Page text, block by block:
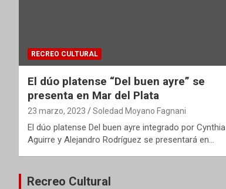
RECREO CULTURAL
El dúo platense “Del buen ayre” se
presenta en Mar del Plata
23 marzo, 2023 Soledad Moyano Fagnani
El dúo platense Del buen ayre integrado por Cynthia
Aguirre y Alejandro Rodríguez se presentará en…
Recreo Cultural